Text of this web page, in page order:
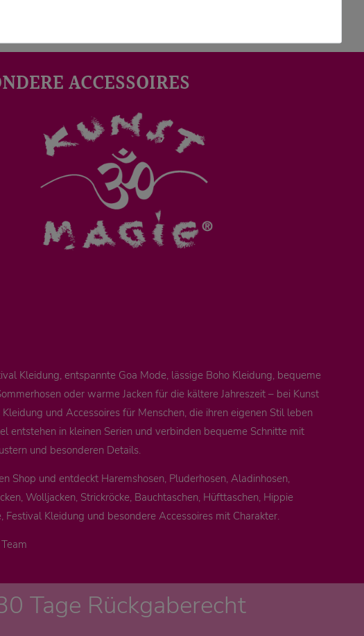
ACCESSOIRES
Kleidung, entspannte Goa Mode, lässige Boho Kleidung, bequeme
oder warme Jacken für die kältere Jahreszeit – bei Kunst
und Accessoires für Menschen, die ihren eigenen Stil leben
entstehen in kleinen Serien und verbinden bequeme Schnitte mit
und besonderen Details.
Shop und entdeckt Haremshosen, Pluderhosen, Aladinhosen,
Wolljacken, Strickröcke, Bauchtaschen, Hüfttaschen, Hippie
Festival Kleidung und besondere Accessoires mit Charakter.
Tage Rückgaberecht